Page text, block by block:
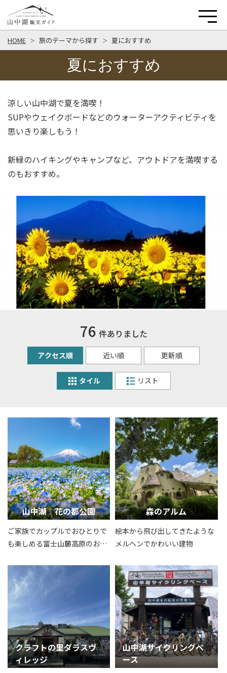
HOME 旅のテーマから探す 夏におすすめ
夏におすすめ
涼しい山中湖で夏を満喫！
SUPやウェイクボードなどのウォーターアクティビティを
思いきり楽しもう！
新緑のハイキングやキャンプなど、アウトドアを満喫する
のもおすすめ。
76 件ありました
アクセス順 近い順 更新順
タイル リスト
山中湖 花の都公園
ご家族でカップルでおひとりで
も楽しめる富士山麓高原のお花
森のアルム
絵本から飛び出してきたような
メルヘンでかわいい建物
クラフトの里ダラスヴ
ィレッジ
山中湖サイクリングベ
ース